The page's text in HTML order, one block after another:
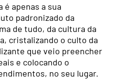
apenas a sua
padronizado da
de tudo, da cultura da
cristalizando o culto da
que veio preencher
e colocando o
no seu lugar.